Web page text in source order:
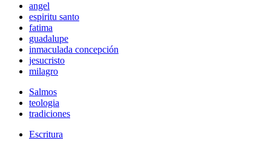
angel
espiritu santo
fatima
guadalupe
inmaculada concepción
jesucristo
milagro
Salmos
teologia
tradiciones
Escritura